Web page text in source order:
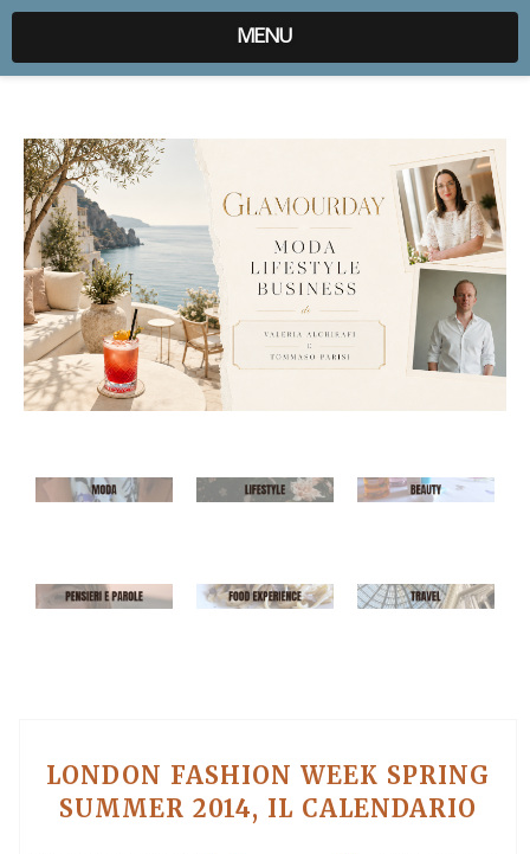
expr:lang=it;data:blog.locale
MENU
LONDON FASHION WEEK SPRING
SUMMER 2014, IL CALENDARIO